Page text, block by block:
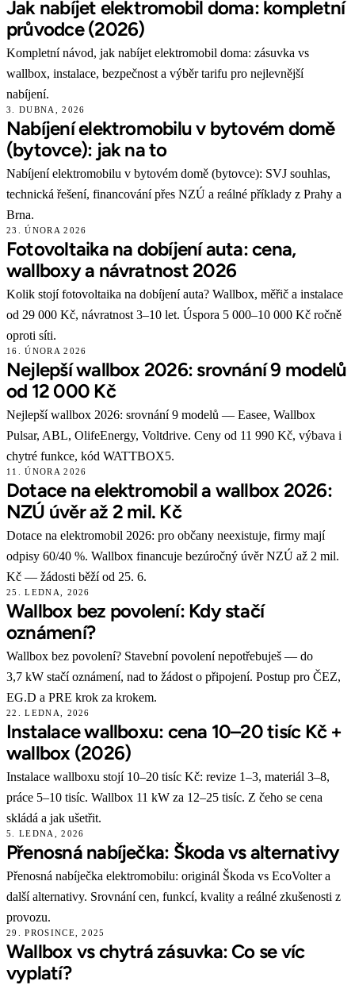
Jak nabíjet elektromobil doma: kompletní
průvodce (2026)
Kompletní návod, jak nabíjet elektromobil doma: zásuvka vs
wallbox, instalace, bezpečnost a výběr tarifu pro nejlevnější
nabíjení.
3. DUBNA, 2026
Nabíjení elektromobilu v bytovém domě
(bytovce): jak na to
Nabíjení elektromobilu v bytovém domě (bytovce): SVJ souhlas,
technická řešení, financování přes NZÚ a reálné příklady z Prahy a
Brna.
23. ÚNORA 2026
Fotovoltaika na dobíjení auta: cena,
wallboxy a návratnost 2026
Kolik stojí fotovoltaika na dobíjení auta? Wallbox, měřič a instalace
od 29 000 Kč, návratnost 3–10 let. Úspora 5 000–10 000 Kč ročně
oproti síti.
16. ÚNORA 2026
Nejlepší wallbox 2026: srovnání 9 modelů
od 12 000 Kč
Nejlepší wallbox 2026: srovnání 9 modelů — Easee, Wallbox
Pulsar, ABL, OlifeEnergy, Voltdrive. Ceny od 11 990 Kč, výbava i
chytré funkce, kód WATTBOX5.
11. ÚNORA 2026
Dotace na elektromobil a wallbox 2026:
NZÚ úvěr až 2 mil. Kč
Dotace na elektromobil 2026: pro občany neexistuje, firmy mají
odpisy 60/40 %. Wallbox financuje bezúročný úvěr NZÚ až 2 mil.
Kč — žádosti běží od 25. 6.
25. LEDNA, 2026
Wallbox bez povolení: Kdy stačí
oznámení?
Wallbox bez povolení? Stavební povolení nepotřebuješ — do
3,7 kW stačí oznámení, nad to žádost o připojení. Postup pro ČEZ,
EG.D a PRE krok za krokem.
22. LEDNA, 2026
Instalace wallboxu: cena 10–20 tisíc Kč +
wallbox (2026)
Instalace wallboxu stojí 10–20 tisíc Kč: revize 1–3, materiál 3–8,
práce 5–10 tisíc. Wallbox 11 kW za 12–25 tisíc. Z čeho se cena
skládá a jak ušetřit.
5. LEDNA, 2026
Přenosná nabíječka: Škoda vs alternativy
Přenosná nabíječka elektromobilu: originál Škoda vs EcoVolter a
další alternativy. Srovnání cen, funkcí, kvality a reálné zkušenosti z
provozu.
29. PROSINCE, 2025
Wallbox vs chytrá zásuvka: Co se víc
vyplatí?